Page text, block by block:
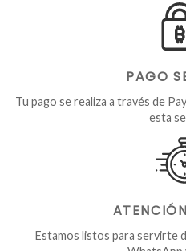
PAGO
Tu pago se realiza a través de
esta
Estamos listos para servirte